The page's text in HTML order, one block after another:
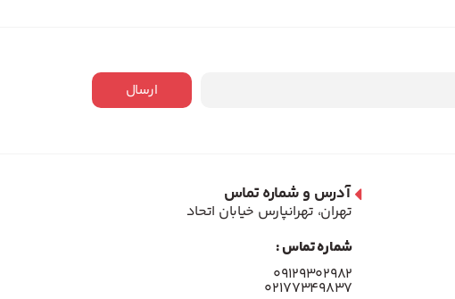
ارسال
آدرس و شماره تماس
تهران، تهرانپارس خیابان اتحاد
شماره تماس :
۰۹۱۲۹۳۰۲۹۸۲
۰۲۱۷۷۳۴۹۸۳۷